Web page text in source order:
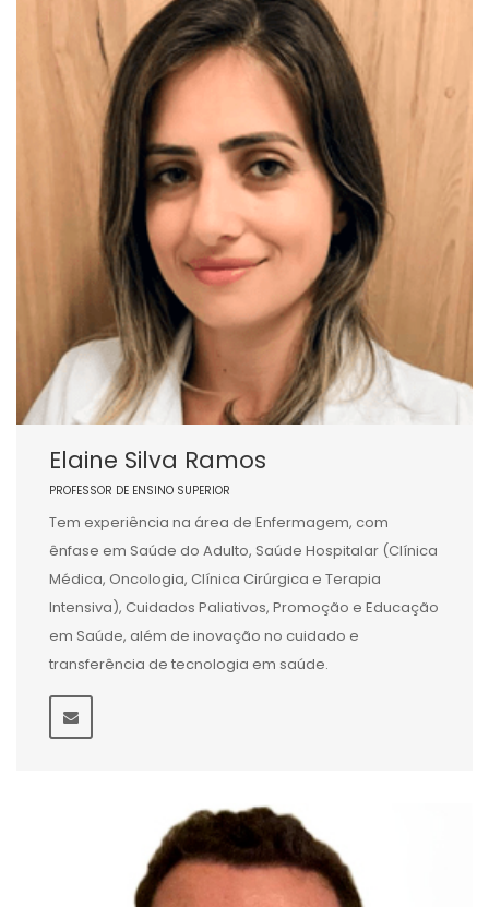
Elaine Silva Ramos
PROFESSOR DE ENSINO SUPERIOR
Tem experiência na área de Enfermagem, com
ênfase em Saúde do Adulto, Saúde Hospitalar (Clínica
Médica, Oncologia, Clínica Cirúrgica e Terapia
Intensiva), Cuidados Paliativos, Promoção e Educação
em Saúde, além de inovação no cuidado e
transferência de tecnologia em saúde.